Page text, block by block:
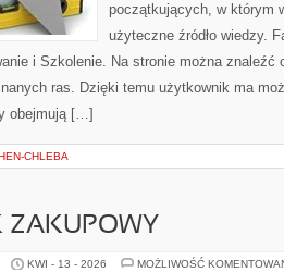
początkujących, w którym
użyteczne źródło wiedzy.
i Szkolenie. Na stronie można znaleźć
ras. Dzięki temu użytkownik ma
obejmują […]
CHLEBA
ZAKUPOWY
KWI - 13 - 2026 MOŻLIWOŚĆ